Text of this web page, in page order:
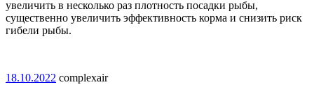
увеличить в несколько раз плотность посадки рыбы,
существенно увеличить эффективность корма и снизить риск
гибели рыбы.
18.10.2022 complexair